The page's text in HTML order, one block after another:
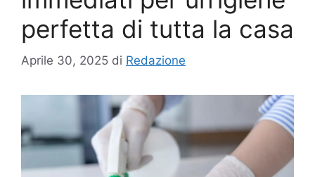
perfetta di tutta la casa
Aprile 30, 2025 di Redazione